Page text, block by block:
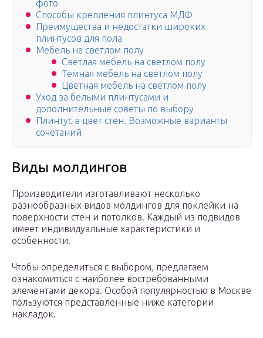
фото
Способы крепления плинтуса МДФ
Преимущества и недостатки широких
плинтусов для пола
Мебель на светлом полу
Светлая мебель на светлом полу
Темная мебель на светлом полу
Цветная мебель на светлом полу
Уход за белыми плинтусами и
дополнительные советы по выбору
Плинтус в цвет стен. Возможные варианты
сочетаний
Виды молдингов
Производители изготавливают несколько
разнообразных видов молдингов для поклейки на
поверхности стен и потолков. Каждый из подвидов
имеет индивидуальные характеристики и
особенности.
Чтобы определиться с выбором, предлагаем
ознакомиться с наиболее востребованными
элементами декора. Особой популярностью в Москве
пользуются представленные ниже категории
накладок.